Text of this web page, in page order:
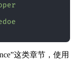
这类章节，使用